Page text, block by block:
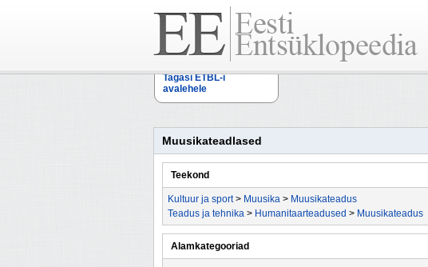
Tagasi ETBL-i
avalehele
Muusikateadlased
Teekond
Kultuur ja sport> Muusika > Muusikateadus
Teadus ja tehnika > Humanitaarteadused > Muusikateadus
Alamkategooriad